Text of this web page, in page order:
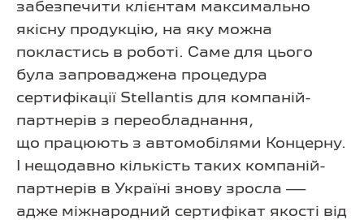
забезпечити клієнтам максимально
якісну продукцію, на яку можна
покластись в роботі. Саме для цього
була запроваджена процедура
сертифікації Stellantis для компаній-
партнерів з переобладнання,
що працюють з автомобілями Концерну.
І нещодавно кількість таких компаній-
партнерів в Україні знову зросла —
адже міжнародний сертифікат якості від